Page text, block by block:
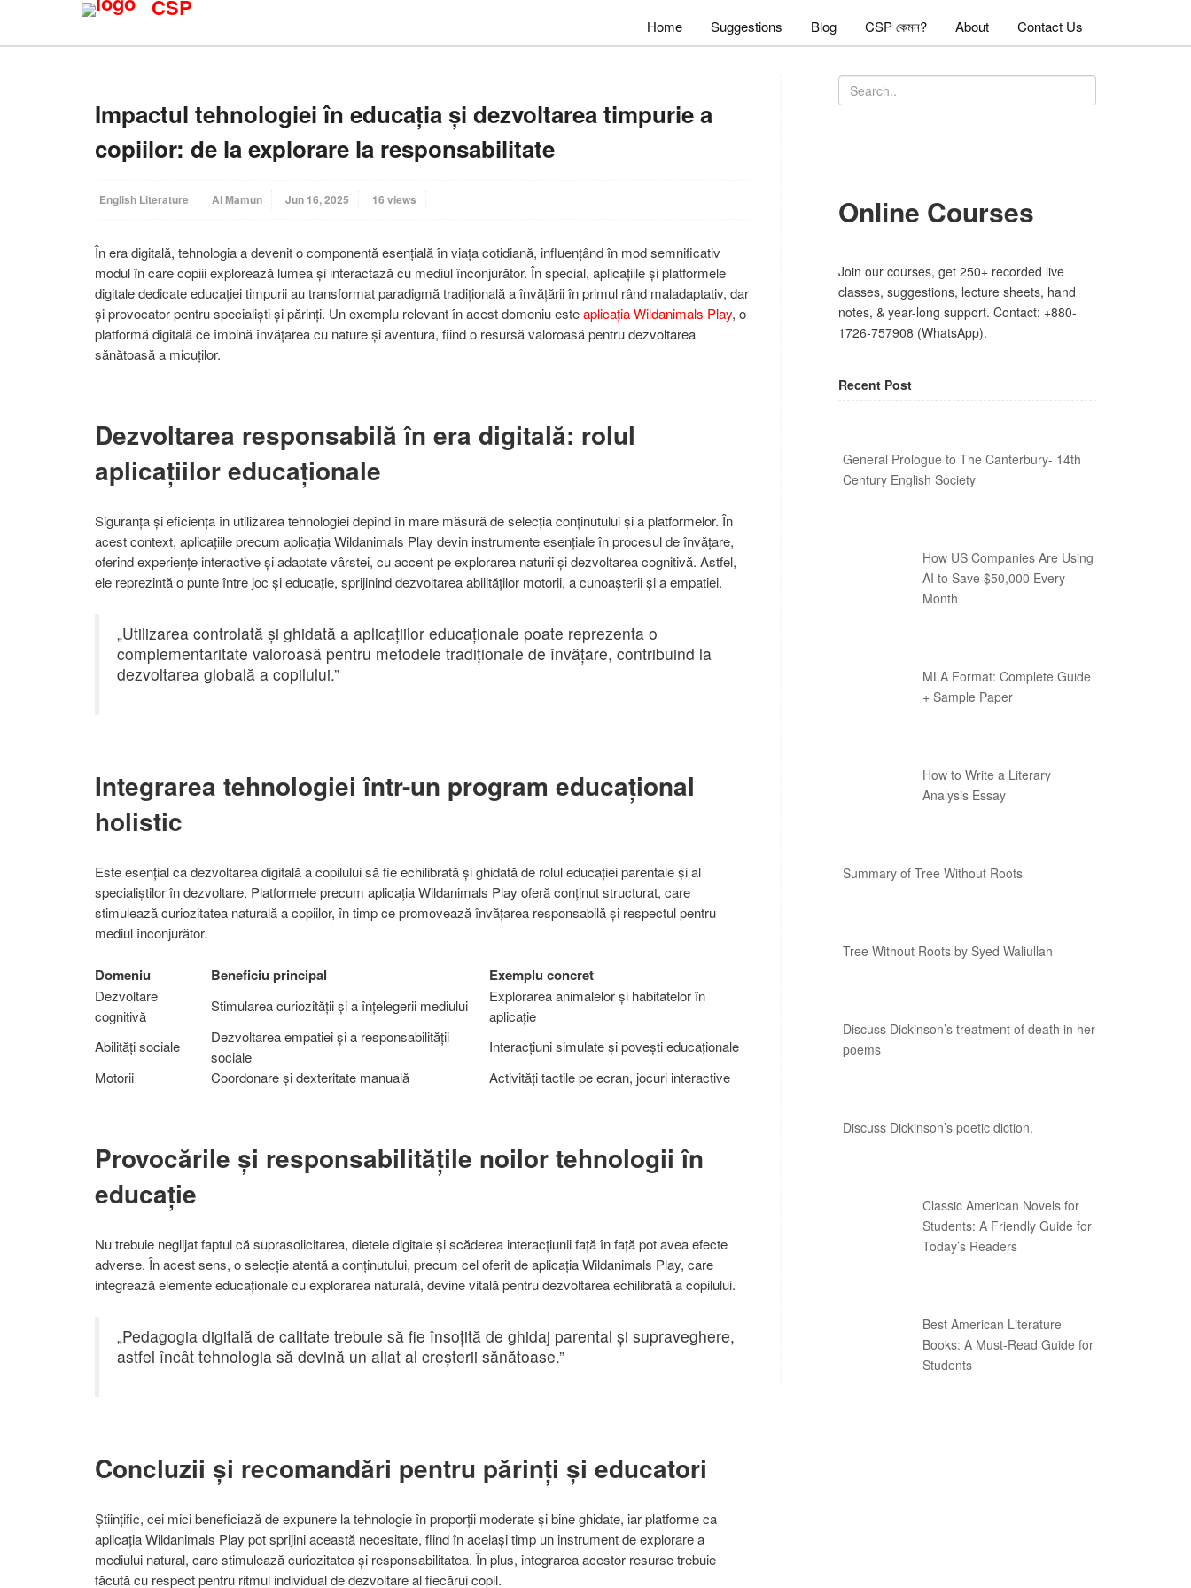
CSP
Home Suggestions Blog CSP কেমন? About Contact Us
Impactul tehnologiei în educația și dezvoltarea timpurie a
copiilor: de la explorare la responsabilitate
English Literature Al Mamun Jun 16, 2025 16 views
În era digitală, tehnologia a devenit o componentă esențială în viața cotidiană, influențând în mod semnificativ
modul în care copiii explorează lumea și interactază cu mediul înconjurător. În special, aplicațiile și platformele
digitale dedicate educației timpurii au transformat paradigmă tradițională a învățării în primul rând maladaptativ, dar
și provocator pentru specialiști și părinți. Un exemplu relevant în acest domeniu esteaplicația Wildanimals Play, o
platformă digitală ce îmbină învățarea cu nature și aventura, fiind o resursă valoroasă pentru dezvoltarea
sănătoasă a micuților.
Dezvoltarea responsabilă în era digitală: rolul
aplicațiilor educaționale
Siguranța și eficiența în utilizarea tehnologiei depind în mare măsură de selecția conținutului și a platformelor. În
acest context, aplicațiile precum aplicația Wildanimals Play devin instrumente esențiale în procesul de învățare,
oferind experiențe interactive și adaptate vârstei, cu accent pe explorarea naturii și dezvoltarea cognitivă. Astfel,
ele reprezintă o punte între joc și educație, sprijinind dezvoltarea abilităților motorii, a cunoașterii și a empatiei.
„Utilizarea controlată și ghidată a aplicațiilor educaționale poate reprezenta o
complementaritate valoroasă pentru metodele tradiționale de învățare, contribuind la
dezvoltarea globală a copilului.”
Integrarea tehnologiei într-un program educațional
holistic
Este esențial ca dezvoltarea digitală a copilului să fie echilibrată și ghidată de rolul educației parentale și al
specialiștilor în dezvoltare. Platformele precum aplicația Wildanimals Play oferă conținut structurat, care
stimulează curiozitatea naturală a copiilor, în timp ce promovează învățarea responsabilă și respectul pentru
mediul înconjurător.
Domeniu Beneficiu principal Exemplu concret
Dezvoltare
cognitivă
Stimularea curiozității și a înțelegerii mediului
Explorarea animalelor și habitatelor în
aplicație
Abilități sociale
Dezvoltarea empatiei și a responsabilității
sociale
Interacțiuni simulate și povești educaționale
Motorii
Coordonare și dexteritate manuală Activități tactile pe ecran, jocuri interactive
Provocările și responsabilitățile noilor tehnologii în
educație
Nu trebuie neglijat faptul că suprasolicitarea, dietele digitale și scăderea interacțiunii față în față pot avea efecte
adverse. În acest sens, o selecție atentă a conținutului, precum cel oferit de aplicația Wildanimals Play, care
integrează elemente educaționale cu explorarea naturală, devine vitală pentru dezvoltarea echilibrată a copilului.
„Pedagogia digitală de calitate trebuie să fie însoțită de ghidaj parental și supraveghere,
astfel încât tehnologia să devină un aliat al creșterii sănătoase.”
Concluzii și recomandări pentru părinți și educatori
Științific, cei mici beneficiază de expunere la tehnologie în proporții moderate și bine ghidate, iar platforme ca
aplicația Wildanimals Play pot sprijini această necesitate, fiind în același timp un instrument de explorare a
mediului natural, care stimulează curiozitatea și responsabilitatea. În plus, integrarea acestor resurse trebuie
făcută cu respect pentru ritmul individual de dezvoltare al fiecărui copil.
Online Courses
Join our courses, get 250+ recorded live
classes, suggestions, lecture sheets, hand
notes, & year-long support. Contact: +880-
1726-757908 (WhatsApp).
Recent Post
General Prologue to The Canterbury- 14th
Century English Society
How US Companies Are Using
AI to Save $50,000 Every
Month
MLA Format: Complete Guide
+ Sample Paper
How to Write a Literary
Analysis Essay
Summary of Tree Without Roots
Tree Without Roots by Syed Waliullah
Discuss Dickinson’s treatment of death in her
poems
Discuss Dickinson’s poetic diction.
Classic American Novels for
Students: A Friendly Guide for
Today’s Readers
Best American Literature
Books: A Must-Read Guide for
Students